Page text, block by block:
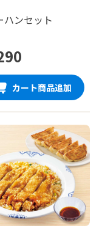
ハンセット
カート商品追加